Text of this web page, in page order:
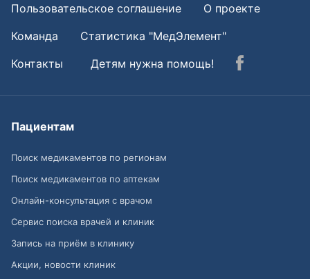
Пользовательское соглашение
О проекте
Команда
Статистика "МедЭлемент"
Контакты
Детям нужна помощь!
Пациентам
Поиск медикаментов по регионам
Поиск медикаментов по аптекам
Онлайн-консультация с врачом
Сервис поиска врачей и клиник
Запись на приём в клинику
Акции, новости клиник